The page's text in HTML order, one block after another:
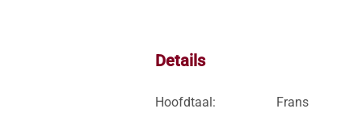
Details
Hoofdtaal: Frans